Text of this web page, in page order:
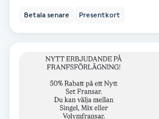
LPG-behandling
LPG-massage
Luggklippning
Betala senare Presentkort